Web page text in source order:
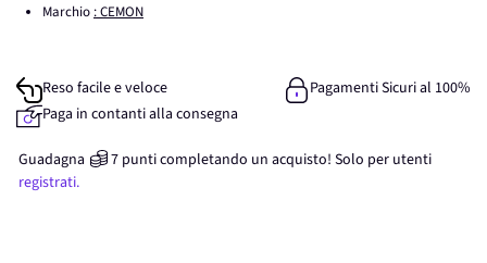
Marchio : CEMON
Reso facile e veloce
Pagamenti Sicuri al 100%
Paga in contanti alla consegna
Guadagna 7 punticompletando un acquisto! Solo per utenti
registrati.